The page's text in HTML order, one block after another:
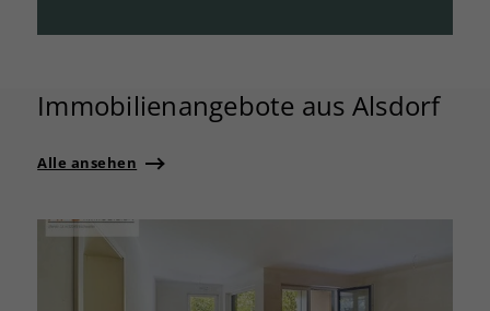
Immobilienangebote aus Alsdorf
Alle ansehen